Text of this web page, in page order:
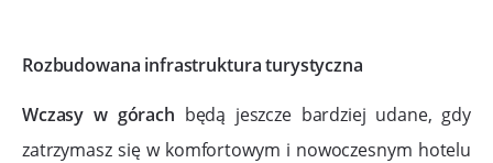
Rozbudowana infrastruktura turystyczna
Wczasy w górach będą jeszcze bardziej udane, gdy
zatrzymasz się w komfortowym i nowoczesnym hotelu